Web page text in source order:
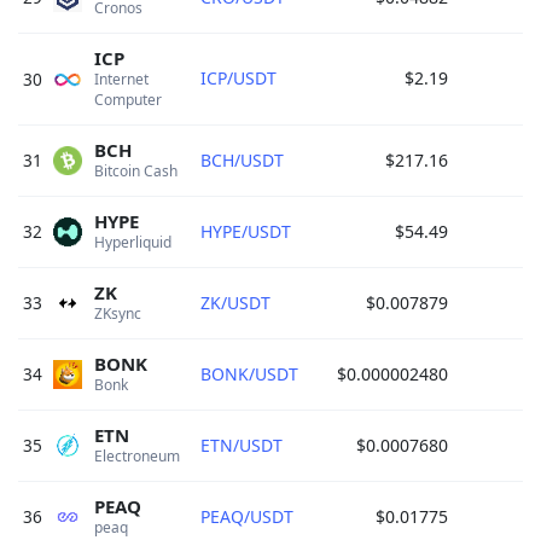
Cronos
30
Internet
Computer
ICP
ICP/USDT $2.19
31 Bitcoin Cash
BCH BCH/USDT $217.16
32 Hyperliquid
HYPE HYPE/USDT $54.49
33 ZKsync
ZK ZK/USDT $0.007879
34 Bonk
BONK BONK/USDT $0.000002480
35 Electroneum
ETN ETN/USDT $0.0007680
36 peaq
PEAQ PEAQ/USDT $0.01775